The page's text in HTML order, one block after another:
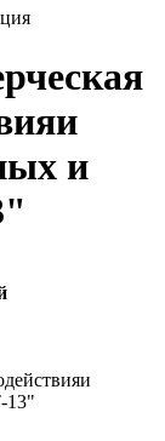
и
13"